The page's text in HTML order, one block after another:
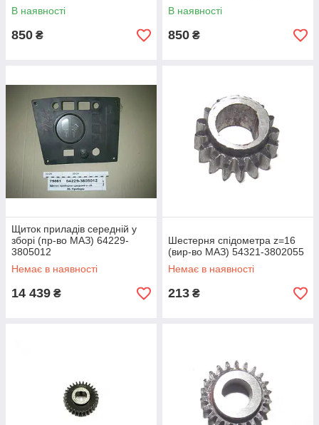
В наявності
850 ₴
В наявності
850 ₴
Щиток приладів середній у
зборі (пр-во МАЗ) 64229-
3805012
Немає в наявності
14 439 ₴
Шестерня спідометра z=16
(вир-во МАЗ) 54321-3802055
Немає в наявності
213 ₴